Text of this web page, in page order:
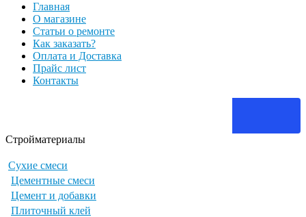
Главная
О магазине
Статьи о ремонте
Как заказать?
Оплата и Доставка
Прайс лист
Контакты
Стройматериалы
Сухие смеси
Цементные смеси
Цемент и добавки
Плиточный клей